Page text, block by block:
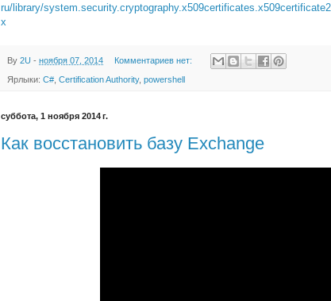
ru/library/
x
By 2U - ноября 07, 2014 Комментариев нет:
Ярлыки: C# Certification Authority, powershell
суббота, 1 ноября 2014 г.
Как восстановить базу Exchange